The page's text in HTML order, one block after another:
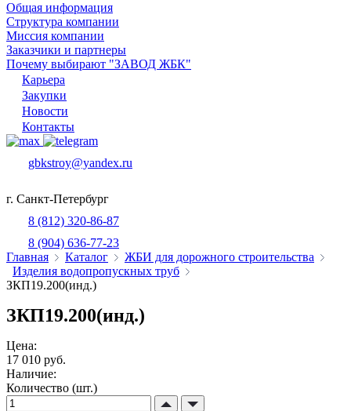
Общая информация
Структура компании
Миссия компании
Заказчики и партнеры
Почему выбирают "ЗАВОД ЖБК"
Карьера
Закупки
Новости
Контакты
gbkstroy@yandex.ru
г. Санкт-Петербург
8 (812) 320-86-87
8 (904) 636-77-23
Главная
Каталог
ЖБИ для дорожного строительства
Изделия водопропускных труб
ЗКП19.200(инд.)
ЗКП19.200(инд.)
Цена:
17 010 руб.
Наличие:
Количество (шт.)